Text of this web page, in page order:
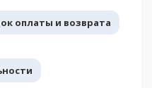
оплаты и возврата